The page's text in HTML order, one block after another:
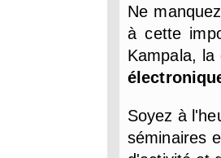
Ne
à cette
Kampala, la
Soyez à
séminaires